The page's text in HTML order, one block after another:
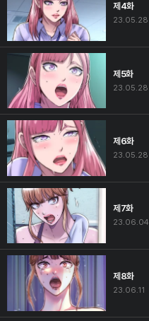
제4화
23.05.28
제5화
23.05.28
제6화
23.05.28
제7화
23.06.04
제8화
23.06.11